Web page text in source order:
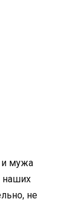
и мужа
наших
не